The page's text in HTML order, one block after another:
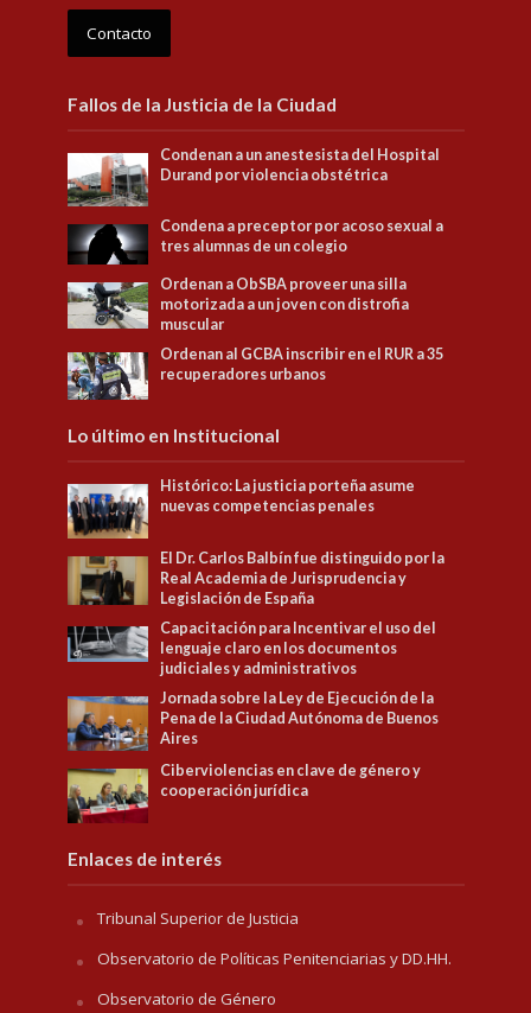
Contacto
Fallos de la Justicia de la Ciudad
Condenan a un anestesista del Hospital
Durand por violencia obstétrica
Condena a preceptor por acoso sexual a
tres alumnas de un colegio
Ordenan a ObSBA proveer una silla
motorizada a un joven con distrofia
muscular
Ordenan al GCBA inscribir en el RUR a 35
recuperadores urbanos
Lo último en Institucional
Histórico: La justicia porteña asume
nuevas competencias penales
El Dr. Carlos Balbín fue distinguido por la
Real Academia de Jurisprudencia y
Legislación de España
Capacitación para Incentivar el uso del
lenguaje claro en los documentos
judiciales y administrativos
Jornada sobre la Ley de Ejecución de la
Pena de la Ciudad Autónoma de Buenos
Aires
Ciberviolencias en clave de género y
cooperación jurídica
Enlaces de interés
Tribunal Superior de Justicia
Observatorio de Políticas Penitenciarias y DD.HH.
Observatorio de Género